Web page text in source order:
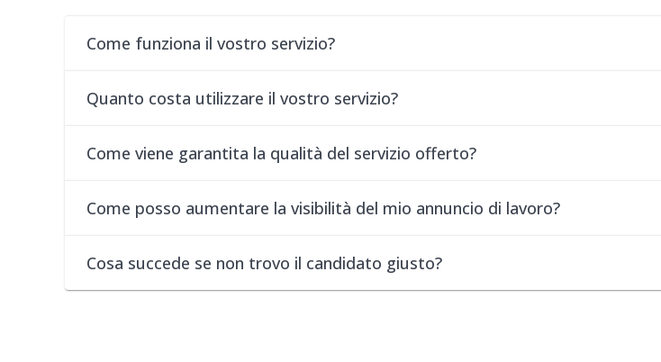
Come funziona il vostro servizio?
Quanto costa utilizzare il vostro servizio?
Come viene garantita la qualità del servizio offerto?
Come posso aumentare la visibilità del mio annuncio di lavoro?
Cosa succede se non trovo il candidato giusto?